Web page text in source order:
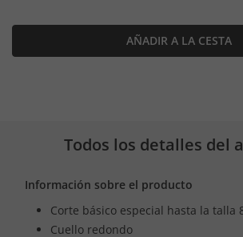
AÑADIR A LA CESTA
Todos los detalles del
Información sobre el producto
Corte básico especial hasta la talla
Cuello redondo